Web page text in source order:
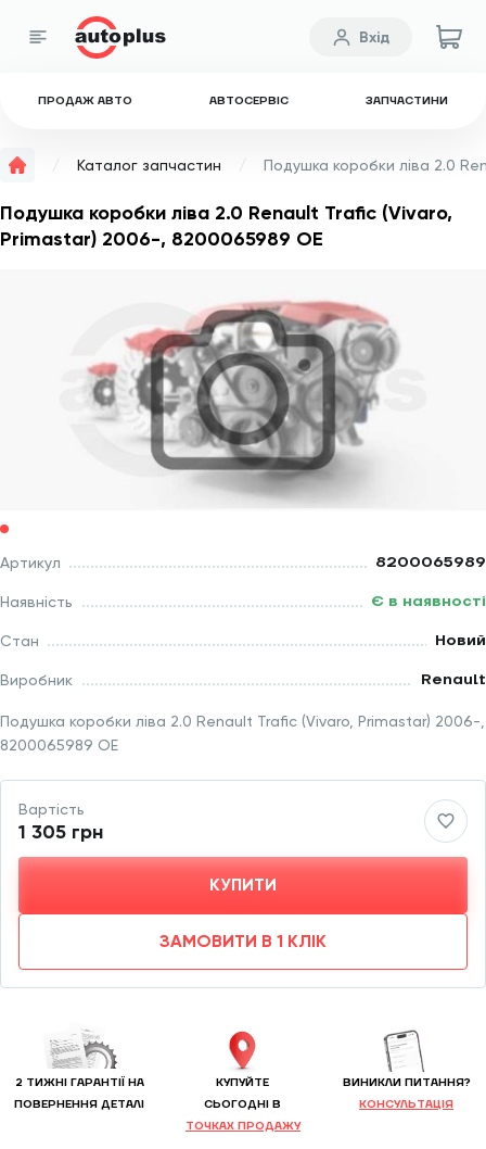
ПРОДАЖ АВТО АВТОСЕРВІС ЗАПЧАСТИНИ
Вхід
Каталог запчастин
Подушка коробки ліва 2.0 Renault Trafic (Vivaro,
Primastar) 2006-, 8200065989 OE
Подушка коробки ліва 2.0 Renault Trafic (Vivaro, Primastar) 2006-,
8200065989 OE
Артикул 8200065989
Наявність Є в наявності
Стан Новий
Виробник Renault
Вартість
1 305 грн
КУПИТИ
ЗАМОВИТИ В 1 КЛІК
2 ТИЖНІ ГАРАНТІЇ НА
ПОВЕРНЕННЯ ДЕТАЛІ
КУПУЙТЕ
CЬОГОДНІ В
ТОЧКАХ ПРОДАЖУ
ВИНИКЛИ ПИТАННЯ?
КОНСУЛЬТАЦІЯ